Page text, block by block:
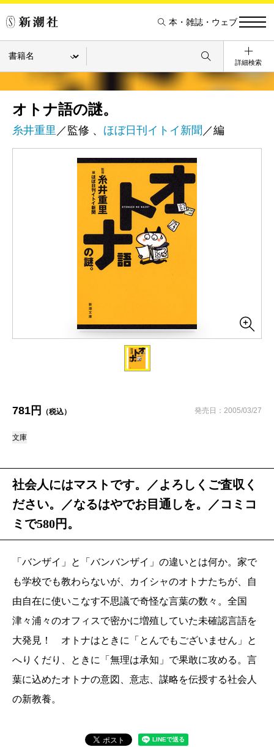
本・雑誌・ウェブ
詳細検索
オトナ語の謎。
糸井重里 ／監修 、 ほぼ日刊イトイ新聞 ／編
781円 （税込） 発売日：2005/03/27
文庫
社会人にはマストです。／よろしくご査収く
ださい。／なるはやでお目通しを。／コミコ
ミで580円。
「バンザイ」と「バンバンザイ」の違いとは何か。家で
も学校でも教わらないが、カイシャのオトナたちが、自
由自在に使いこなす不思議で奇怪な言葉の数々。全国
津々浦々のオフィスで密かに増殖していた未確認言語を
大発見！ オトナはときに「とんでもございません」と
へりくだり、ときに「無理は承知」で果敢に攻める。言
葉に込めたオトナの意図、意志、謀略を伝授する社会人
の新教養。